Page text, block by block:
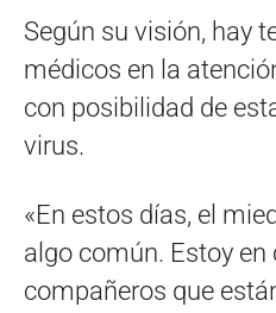
Según su visión, hay
médicos en la
con posibilidad de
virus.
«En estos días, el
algo común. Estoy
compañeros que